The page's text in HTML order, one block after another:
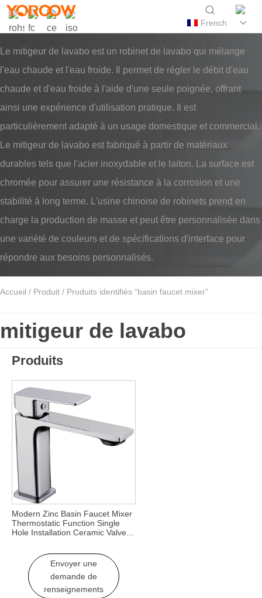
French
Le mitigeur de lavabo est un robinet de lavabo qui mélange
l'eau chaude et l'eau froide. Il permet de régler le débit d'eau
chaude et d'eau froide à l'aide d'une seule poignée, offrant
ainsi une expérience d'utilisation pratique. Il est
particulièrement adapté à un usage domestique et commercial.
Le mitigeur de lavabo est fabriqué à partir de matériaux
durables tels que l'acier inoxydable et le laiton. La surface est
chromée pour assurer une résistance à la corrosion et une
stabilité à long terme. L'usine chinoise de robinets prend en
charge la production de masse et peut être personnalisée dans
une variété de couleurs et de spécifications d'interface pour
répondre aux besoins personnalisés.
Accueil / Produit / Produits identifiés “basin faucet mixer”
mitigeur de lavabo
Produits
Modern Zinc Basin Faucet Mixer
Thermostatic Function Single
Hole Installation Ceramic Valve
Envoyer une
demande de
renseignements